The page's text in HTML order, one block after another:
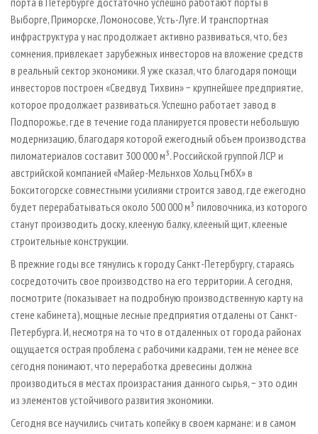
Выборге, Приморске, Ломоносове, Усть-Луге. И транспортная
инфраструктура у нас продолжает активно развиваться, что, без
сомнения, привлекает зарубежных инвесторов на вложение средств
в реальный сектор экономики. Я уже сказал, что благодаря помощи
инвес­торов построен «Сведвуд Тихвин» − крупнейшее предприятие,
которое продолжает развиваться. Успешно работает завод в
Подпорожье, где в течение года планируется провести небольшую
модернизацию, благодаря которой ежегодный объем производства
пиломатериалов составит 300 000 м³. Российской группой ЛСР и
австрийской компанией «Майер-Мельнхов Хольц ГмбХ» в
Бокситогорске совместными усилиями строится завод, где ежегодно
будет перерабатываться около 500 000 м³ пиловочника, из которого
станут производить доску, клееную балку, клееный щит, клееные
строительные конструкции.
В прежние годы все тянулись к городу Санкт-Петербургу, стараясь
сосредоточить свое производство на его территории. А сегодня,
посмотрите (показывает на подробную производственную карту на
стене кабинета), мощные лесные предприятия отдалены от Санкт-
Петербурга. И, несмотря на то что в отдаленных от города районах
ощущается острая проблема с рабочими кадрами, тем не менее все
сегодня понимают, что переработка древесины должна
производиться в местах произрастания данного сырья, − это один
из элементов устойчивого развития экономики.
Сегодня все научились считать копейку в своем кармане: и в самом